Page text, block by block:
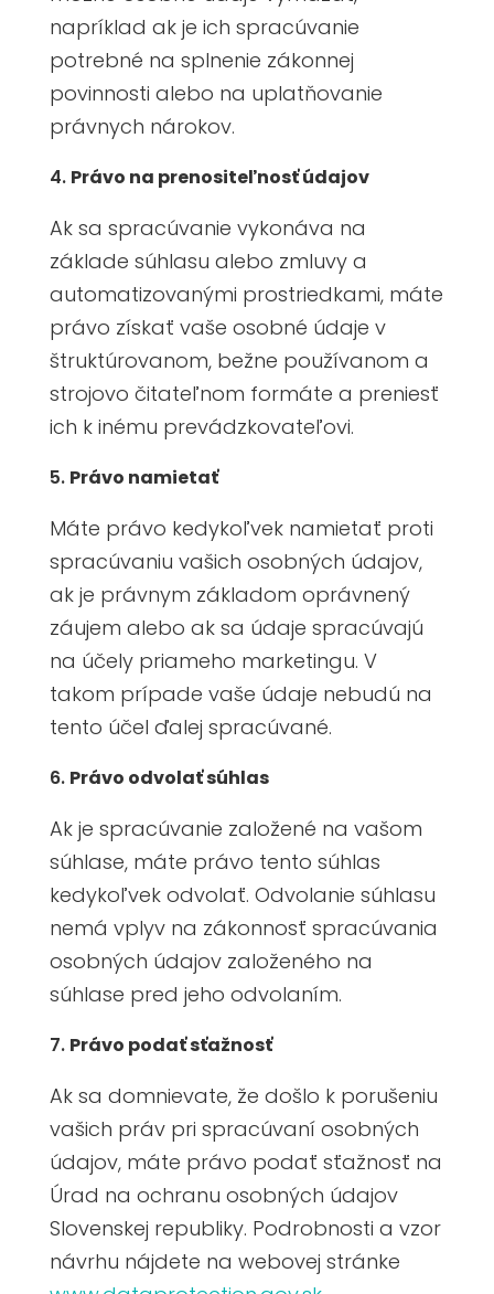
napríklad ak je ich spracúvanie
potrebné na splnenie zákonnej
povinnosti alebo na uplatňovanie
právnych nárokov.
Právo na prenositeľnosť údajov
Ak sa spracúvanie vykonáva na
základe súhlasu alebo zmluvy a
automatizovanými prostriedkami, máte
právo získať vaše osobné údaje v
štruktúrovanom, bežne používanom a
strojovo čitateľnom formáte a preniesť
ich k inému prevádzkovateľovi.
Právo namietať
Máte právo kedykoľvek namietať proti
spracúvaniu vašich osobných údajov,
ak je právnym základom oprávnený
záujem alebo ak sa údaje spracúvajú
na účely priameho marketingu. V
takom prípade vaše údaje nebudú na
tento účel ďalej spracúvané.
Právo odvolať súhlas
Ak je spracúvanie založené na vašom
súhlase, máte právo tento súhlas
kedykoľvek odvolať. Odvolanie súhlasu
nemá vplyv na zákonnosť spracúvania
osobných údajov založeného na
súhlase pred jeho odvolaním.
Právo podať sťažnosť
Ak sa domnievate, že došlo k porušeniu
vašich práv pri spracúvaní osobných
údajov, máte právo podať sťažnosť na
Úrad na ochranu osobných údajov
Slovenskej republiky. Podrobnosti a vzor
návrhu nájdete na webovej stránke